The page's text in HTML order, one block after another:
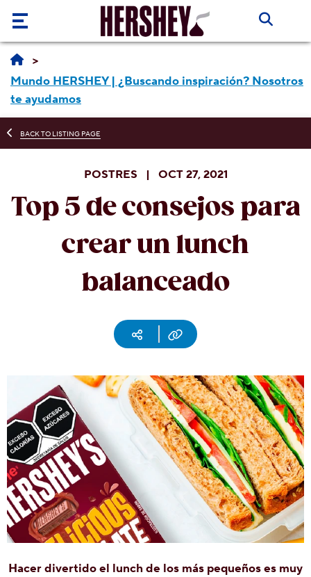
Saltar al contenido principal
Mundo HERSHEY | ¿Buscando inspiración? Nosotros
te ayudamos
Marcas
Recetas
Recetas
Recetas
Ideas &
Manualidades
Mundo
Productos
Milton
Hershey
Preguntas
más
frecuentes
Proyecto
Cacao
Hershey
BACK TO LISTING PAGE
POSTRES | OCT 27, 2021
Top 5 de consejos para
crear un lunch
balanceado
Social media
Copy URL
Hacer divertido el lunch de los más pequeños es muy